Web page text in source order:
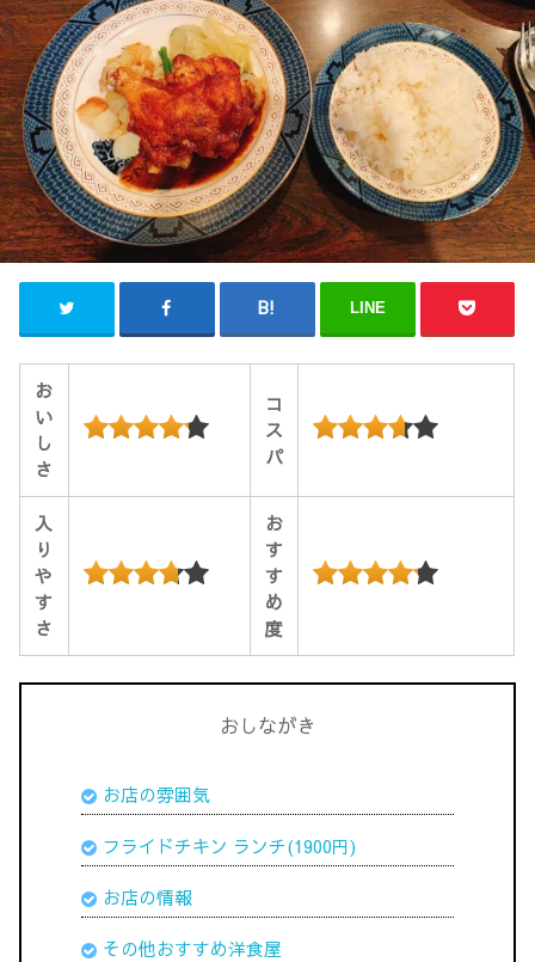
LINE
お
い
し
さ
コ
ス
パ
入
り
や
す
さ
お
す
す
め
度
おしながき
お店の雰囲気
フライドチキン ランチ(1900円)
お店の情報
その他おすすめ洋食屋